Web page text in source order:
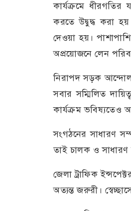
কার্যক্রমে ধীরগতির
করতে উদ্বুদ্ধ করা
দেওয়া হয়।
অপ্রয়োজনে লেন
নিরাপদ সড়ক
সবার সম্মিলিত
কার্যক্রম ভবিষ্যতেও
সংগঠনের সাধারণ
তাই চালক ও সাধারণ
জেলা ট্রাফিক
অত্যন্ত জরুরী।